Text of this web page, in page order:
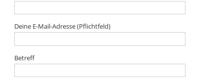
Deine E-Mail-Adresse (Pflichtfeld)
Betreff